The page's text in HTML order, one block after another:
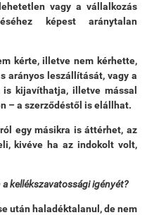
vagy a vállalkozás
képest aránytalan
kérte, illetve nem kérhette,
arányos leszállítását, vagy a
kijavíthatja, illetve mással
– a szerződéstől is elállhat.
egy másikra is áttérhet, az
kivéve ha az indokolt volt,
kellékszavatossági igényét?
után haladéktalanul, de nem